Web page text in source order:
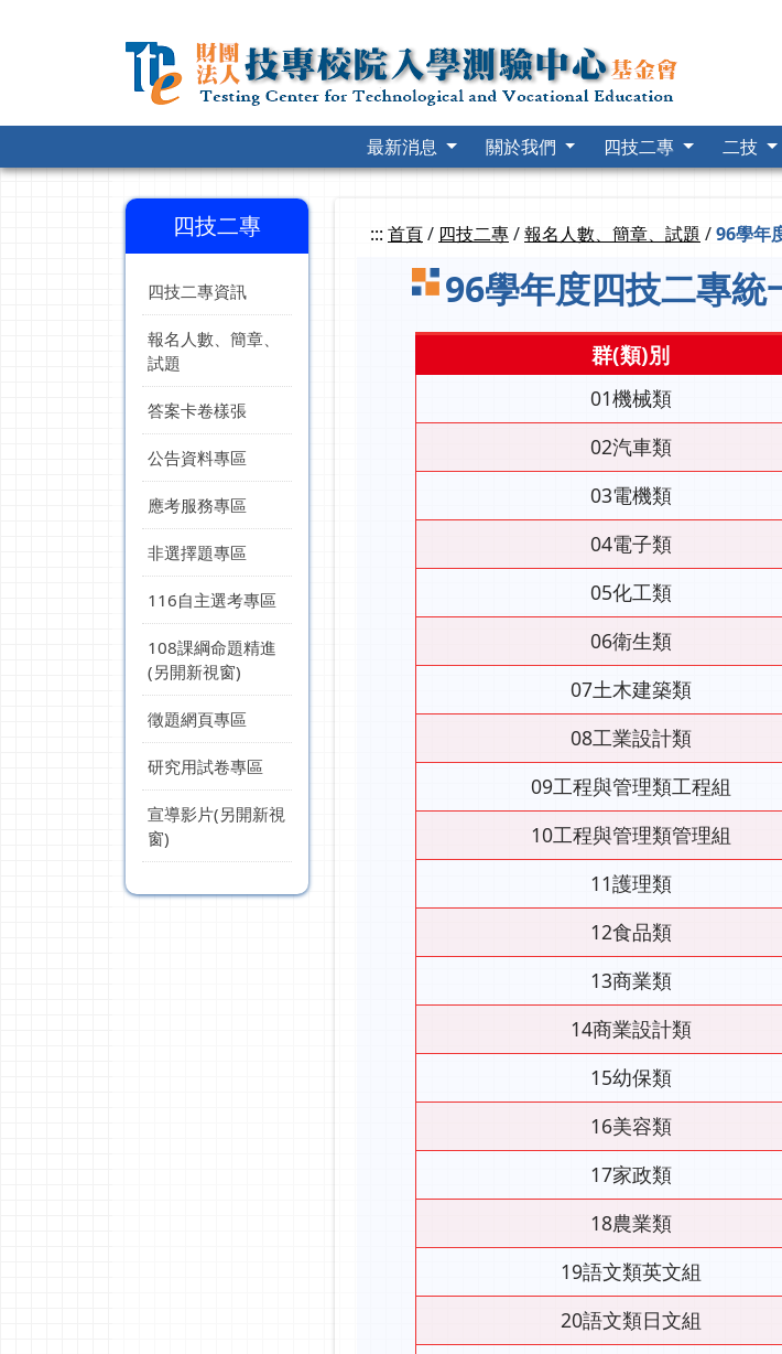
最新消息 關於我們 四技二專 二技
四技二專
四技二專資訊
報名人數、簡章、
試題
答案卡卷樣張
公告資料專區
應考服務專區
非選擇題專區
116自主選考專區
108課綱命題精進
(另開新視窗)
徵題網頁專區
研究用試卷專區
宣導影片(另開新視
窗)
::: 首頁/ 四技二專/報名人數、簡章、試題 /96學年
96學年度四技二專
群(類)別
01機械類
02汽車類
03電機類
04電子類
05化工類
06衛生類
07土木建築類
08工業設計類
09工程與管理類工程組
10工程與管理類管理組
11護理類
12食品類
13商業類
14商業設計類
15幼保類
16美容類
17家政類
18農業類
19語文類英文組
20語文類日文組